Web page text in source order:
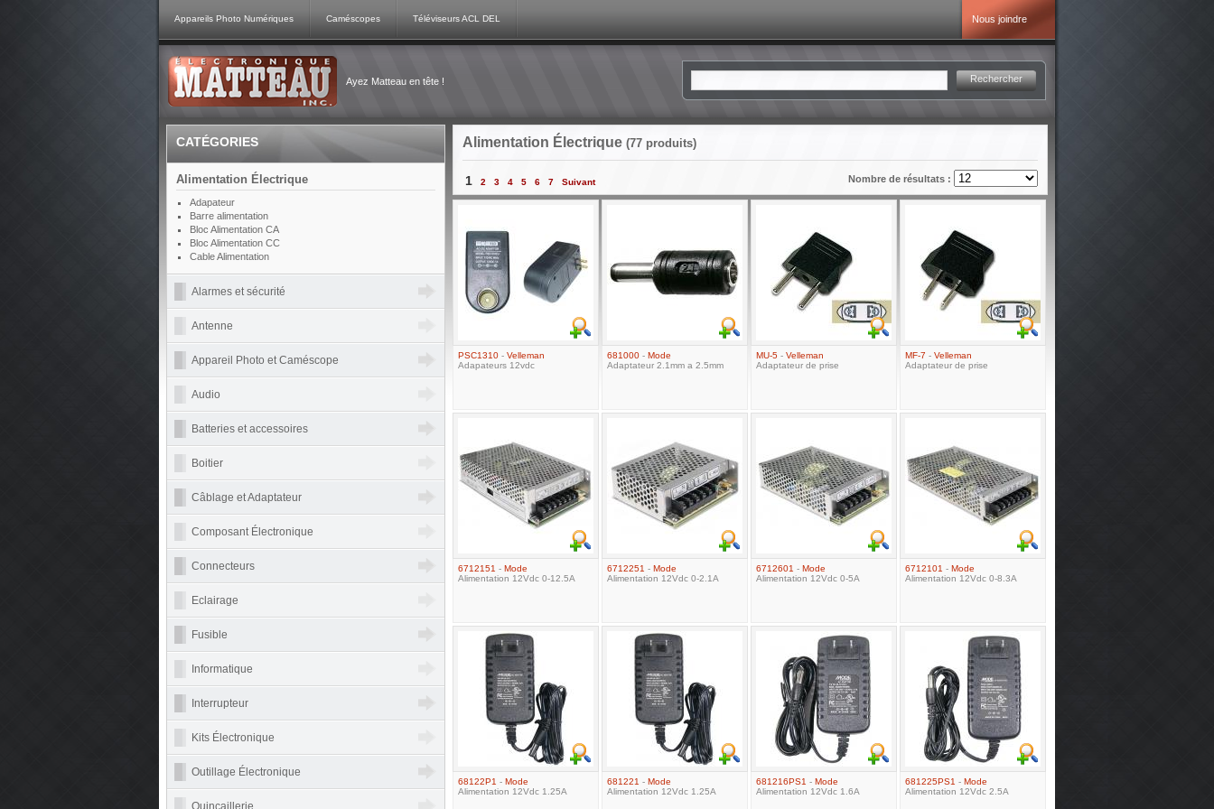
Appareils Photo Numériques Caméscopes Téléviseurs ACL DEL Nous joindre
Ayez Matteau en tête ! Rechercher
Alimentation Électrique (77 produits)
Nombre de résultats :
1 2 3 4 5 6 7 Suivant
PSC1310 - Velleman
Adapateurs 12vdc
681000 - Mode
Adaptateur 2.1mm a 2.5mm
MU-5 - Velleman
Adaptateur de prise
MF-7 - Velleman
Adaptateur de prise
6712151 - Mode
Alimentation 12Vdc 0-12.5A
6712251 - Mode
Alimentation 12Vdc 0-2.1A
6712601 - Mode
Alimentation 12Vdc 0-5A
6712101 - Mode
Alimentation 12Vdc 0-8.3A
68122P1 - Mode
Alimentation 12Vdc 1.25A
681221 - Mode
Alimentation 12Vdc 1.25A
681216PS1 - Mode
Alimentation 12Vdc 1.6A
681225PS1 - Mode
Alimentation 12Vdc 2.5A
CATÉGORIES
Alimentation Électrique
Adapateur
Barre alimentation
Bloc Alimentation CA
Bloc Alimentation CC
Cable Alimentation
Alarmes et sécurité
Antenne
Appareil Photo et Caméscope
Audio
Batteries et accessoires
Boitier
Câblage et Adaptateur
Composant Électronique
Connecteurs
Eclairage
Fusible
Informatique
Interrupteur
Kits Électronique
Outillage Électronique
Quincaillerie